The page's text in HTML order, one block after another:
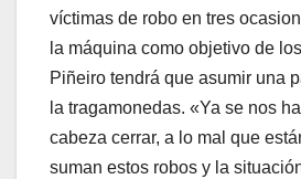
víctimas de robo en tres
la máquina como objetivo de
Piñeiro tendrá que asumir una
la tragamonedas. «Ya se nos
cabeza cerrar, a lo mal que
suman estos robos y la